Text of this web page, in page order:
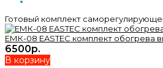
Готовый комплект
ЕМК-08 EASTEC комплект обогрева
6500р.
В корзину